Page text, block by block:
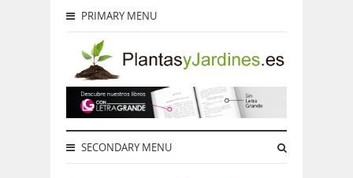
PRIMARY MENU
SECONDARY MENU